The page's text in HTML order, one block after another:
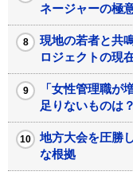
ネージャーの極意
現地の若者と共
ロジェクトの現
「女性管理職が
足りないものは？
地方大会を圧勝
な根拠